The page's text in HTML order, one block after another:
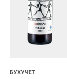
БУХУЧЕТ